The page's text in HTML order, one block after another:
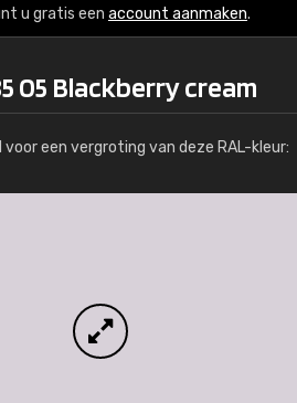
u gratis een account aanmaken.
05 Blackberry cream
een vergroting van deze RAL-kleur: